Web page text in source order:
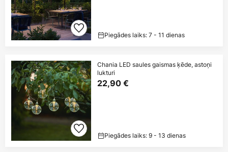
Piegādes laiks: 7 - 11 dienas
Chania LED saules gaismas ķēde, astoņi
lukturi
22,90 €
Piegādes laiks: 9 - 13 dienas